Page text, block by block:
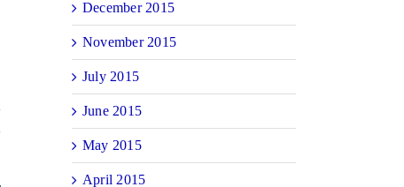
December 2015
November 2015
July 2015
June 2015
May 2015
April 2015